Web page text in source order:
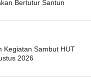
Bertutur Santun
Kegiatan Sambut HUT
2026